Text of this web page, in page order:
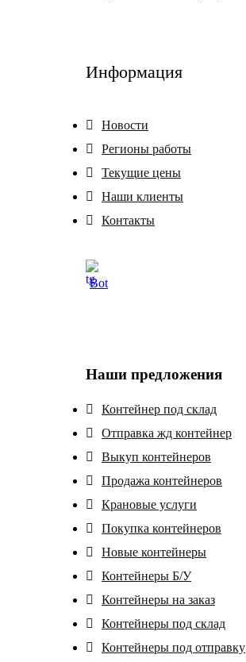
Информация
Новости
Регионы работы
Текущие цены
Наши клиенты
Контакты
Bot
Наши предложения
Контейнер под склад
Отправка жд контейнер
Выкуп контейнеров
Продажа контейнеров
Крановые услуги
Покупка контейнеров
Новые контейнеры
Контейнеры Б/У
Контейнеры на заказ
Контейнеры под склад
Контейнеры под отправку